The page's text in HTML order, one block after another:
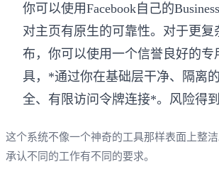
你可以使用Facebook自己的
对主页有原生的可靠性。对于更复
布，你可以使用一个信誉良好的专
具，*通过你在基础层干净、隔离
全、有限访问令牌连接*。风险得到
这个系统不像一个神奇的工具那样表面上整
承认不同的工作有不同的要求。